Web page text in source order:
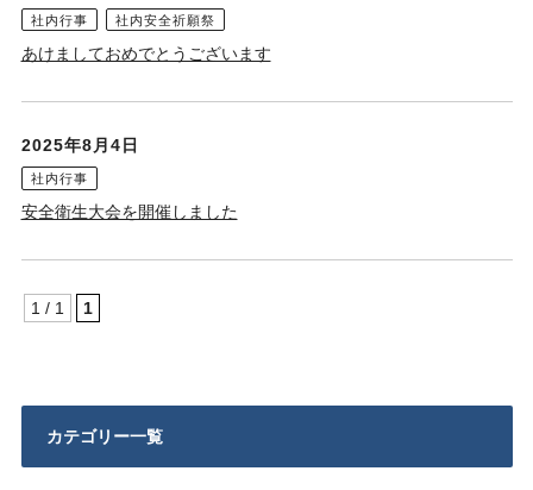
社内行事 社内安全祈願祭
あけましておめでとうございます
2025年8月4日
社内行事
安全衛生大会を開催しました
1 / 1 1
カテゴリー一覧